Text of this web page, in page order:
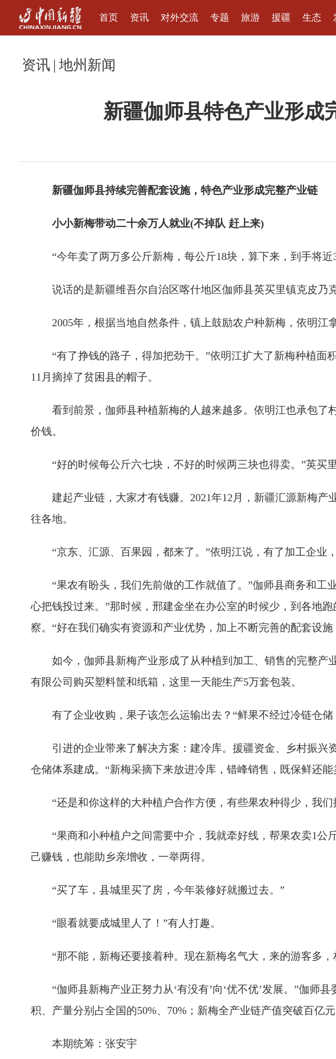
首页 资讯 对外交流 专题 旅游 援疆 生态
资讯 | 地州新闻
新疆伽师县特色产业形成
新疆伽师县持续完善配套设施，特色产业形成完整产业链
小小新梅带动二十余万人就业(不掉队 赶上来)
“今年卖了两万多公斤新梅，每公斤18块，算下来，到手将近
说话的是新疆维吾尔自治区喀什地区伽师县英买里镇克皮乃克
2005年，根据当地自然条件，镇上鼓励农户种新梅，依明江拿
“有了挣钱的路子，得加把劲干。”依明江扩大了新梅种植面
11月摘掉了贫困县的帽子。
看到前景，伽师县种植新梅的人越来越多。依明江也承包了
价钱。
“好的时候每公斤六七块，不好的时候两三块也得卖。”英买
建起产业链，大家才有钱赚。2021年12月，新疆汇源新梅产
往各地。
“京东、汇源、百果园，都来了。”依明江说，有了加工企业，
“果农有盼头，我们先前做的工作就值了。”伽师县商务和工
心把钱投过来。”那时候，邢建金坐在办公室的时候少，到各地
察。“好在我们确实有资源和产业优势，加上不断完善的配套设
如今，伽师县新梅产业形成了从种植到加工、销售的完整产
有限公司购买塑料筐和纸箱，这里一天能生产5万套包装。
有了企业收购，果子该怎么运输出去？“鲜果不经过冷链仓储
引进的企业带来了解决方案：建冷库。援疆资金、乡村振兴
仓储体系建成。“新梅采摘下来放进冷库，错峰销售，既保鲜还能
“还是和你这样的大种植户合作方便，有些果农种得少，我们
“果商和小种植户之间需要中介，我就牵好线，帮果农卖1公
己赚钱，也能助乡亲增收，一举两得。
“买了车，县城里买了房，今年装修好就搬过去。”
“眼看就要成城里人了！”有人打趣。
“那不能，新梅还要接着种。现在新梅名气大，来的游客多，
“伽师县新梅产业正努力从‘有没有’向‘优不优’发展。”伽师县
积、产量分别占全国的50%、70%；新梅全产业链产值突破百亿
本期统筹：张安宇